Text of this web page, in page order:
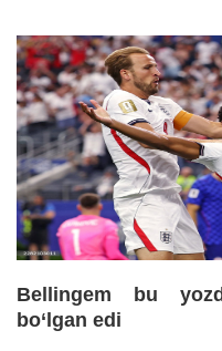
Bellingem bu
bo‘lgan edi